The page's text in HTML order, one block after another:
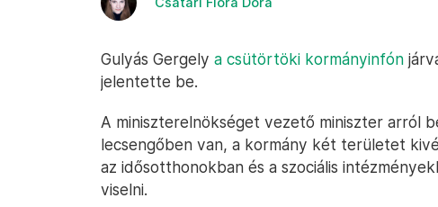
Gulyás Gergely a csütörtöki kormányinfón
jelentette be.
A miniszterelnökséget vezető miniszter arról
lecsengőben van, a kormány két területet
az idősotthonokban és a szociális
viselni.